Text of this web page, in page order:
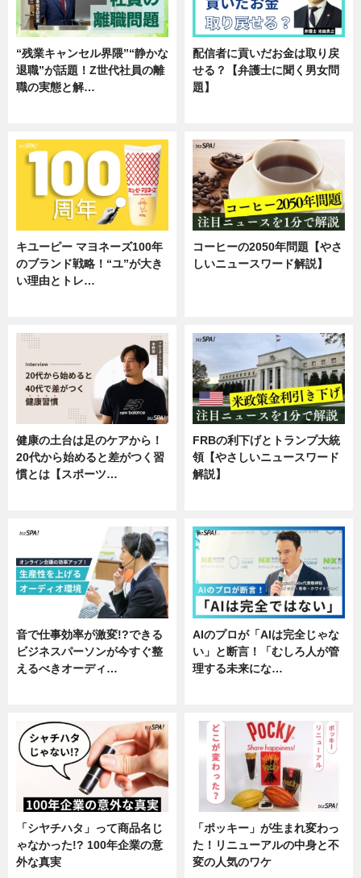
“残業キャンセル界隈”“静かな
退職”が話題！Z世代社員の離
職の実態と解…
配信者に貢いだお金は取り戻
せる？【弁護士に聞く男女問
題】
キユーピー マヨネーズ100年
のブランド戦略！“ユ”が大き
い理由とトレ…
コーヒーの2050年問題【やさ
しいニュースワード解説】
健康の土台は足のケアから！
20代から始めると差がつく習
慣とは【スポーツ…
FRBの利下げとトランプ大統
領【やさしいニュースワード
解説】
音で仕事効率が激変!?できる
ビジネスパーソンが今すぐ整
えるべきオーディ…
AIのプロが「AIは完全じゃな
い」と断言！「むしろ人が管
理する未来にな…
「シヤチハタ」って商品名じ
ゃなかった!? 100年企業の意
外な真実
「ポッキー」が生まれ変わっ
た！リニューアルの中身と不
変の人気のワケ